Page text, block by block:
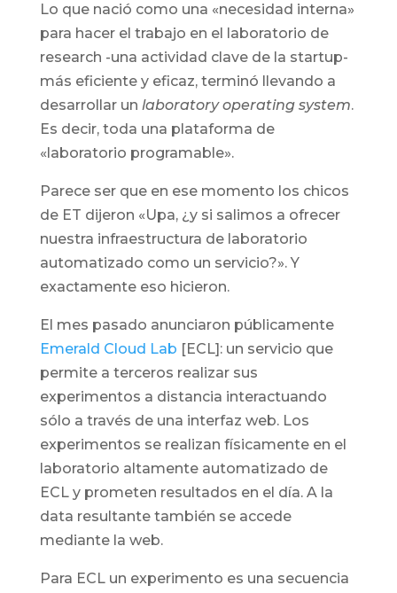
Lo que nació como una «necesidad interna»
para hacer el trabajo en el laboratorio de
research -una actividad clave de la startup-
más eficiente y eficaz, terminó llevando a
desarrollar un laboratory operating system.
Es decir, toda una plataforma de
«laboratorio programable».
Parece ser que en ese momento los chicos
de ET dijeron «Upa, ¿y si salimos a ofrecer
nuestra infraestructura de laboratorio
automatizado como un servicio?». Y
exactamente eso hicieron.
El mes pasado anunciaron públicamente
Emerald Cloud Lab [ECL]: un servicio que
permite a terceros realizar sus
experimentos a distancia interactuando
sólo a través de una interfaz web. Los
experimentos se realizan físicamente en el
laboratorio altamente automatizado de
ECL y prometen resultados en el día. A la
data resultante también se accede
mediante la web.
Para ECL un experimento es una secuencia